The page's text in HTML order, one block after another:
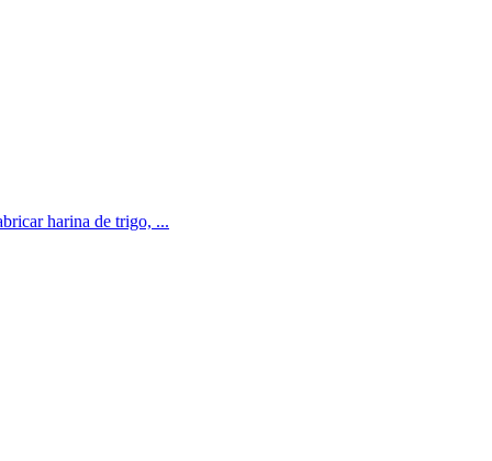
harina de trigo, ...